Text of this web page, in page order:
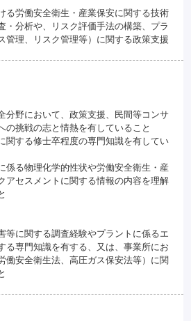
る労働安全衛生・産業保安に関する技術
・分析や、リスク評価手法の構築、プラ
管理、リスク管理等）に関する政策支援
分野において、政策支援、民間等コンサ
の挑戦の志と情熱を有していること
関する修士卒程度の専門知識を有してい
係る物理化学的性状や労働安全衛生・産
アセスメントに関する情報の内容を理解
等に関する調査経験やプラントに係るエ
る専門知識を有する、又は、事業所にお
働安全衛生法、高圧ガス保安法等）に関